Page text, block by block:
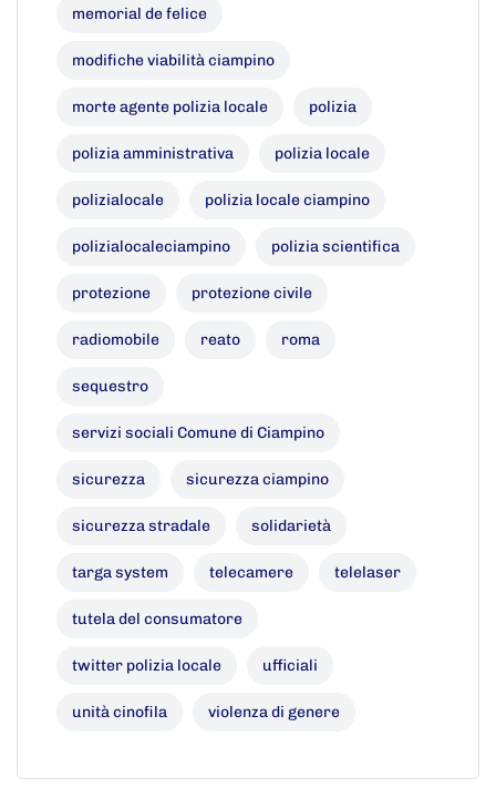
memorial de felice
modifiche viabilità ciampino
morte agente polizia locale polizia
polizia amministrativa polizia locale
polizialocale polizia locale ciampino
polizialocaleciampino polizia scientifica
protezione protezione civile
radiomobile reato roma
sequestro
servizi sociali Comune di Ciampino
sicurezza sicurezza ciampino
sicurezza stradale solidarietà
targa system telecamere telelaser
tutela del consumatore
twitter polizia locale ufficiali
unità cinofila violenza di genere